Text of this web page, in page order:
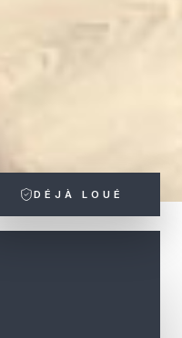
DÉJÀ LOUÉ